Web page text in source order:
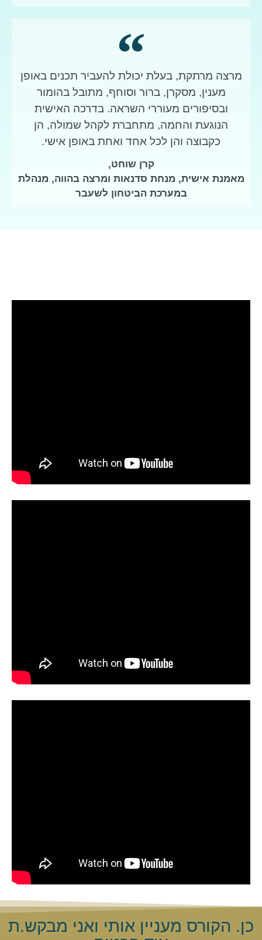
מרצה מרתקת, בעלת יכולת להעביר תכנים באופן
מענין, מסקרן, ברור וסוחף, מתובל בהומור
ובסיפורים מעוררי השראה. בדרכה האישית
הנוגעת והחמה, מתחברת לקהל שמולה, הן
כקבוצה והן לכל אחד ואחת באופן אישי.
קרן שוחט,
מאמנת אישית, מנחת סדנאות ומרצה בהווה, מנהלת
במערכת הביטחון לשעבר
כן. הקורס מעניין אותי ואני מבקש.ת